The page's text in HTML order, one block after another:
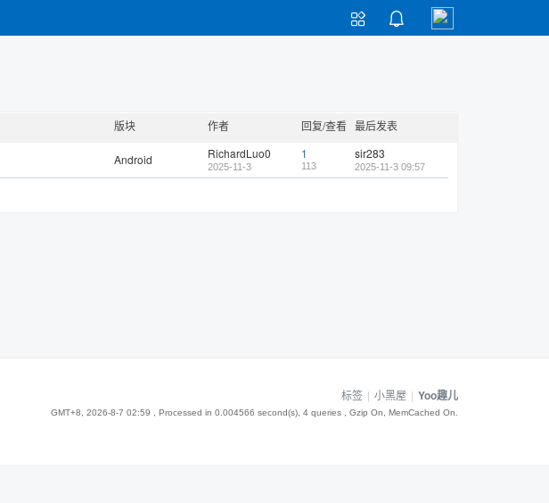


版块 作者 回复/查看 最后发表
Android RichardLuo0
2025-11-3
1
113
sir283
2025-11-3 09:57
标签 | 小黑屋 | Yoo趣儿
GMT+8, 2026-8-7 02:59 , Processed in 0.004566 second(s), 4 queries , Gzip On, MemCached On.